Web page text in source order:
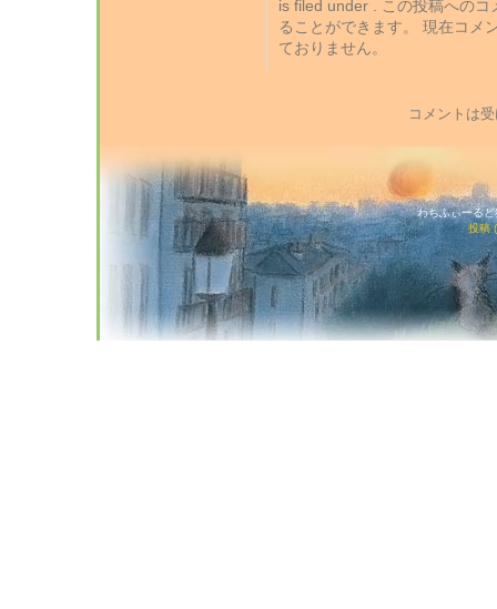
is filed under . この投稿への
ることができます。 現在コメ
ておりません。
コメントは
わちふぃーる
投稿